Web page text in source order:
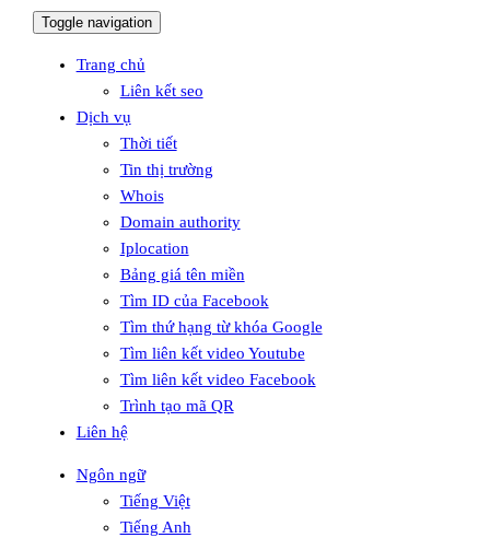
Toggle navigation
Trang chủ
Liên kết seo
Dịch vụ
Thời tiết
Tin thị trường
Whois
Domain authority
Iplocation
Bảng giá tên miền
Tìm ID của Facebook
Tìm thứ hạng từ khóa Google
Tìm liên kết video Youtube
Tìm liên kết video Facebook
Trình tạo mã QR
Liên hệ
Ngôn ngữ
Tiếng Việt
Tiếng Anh